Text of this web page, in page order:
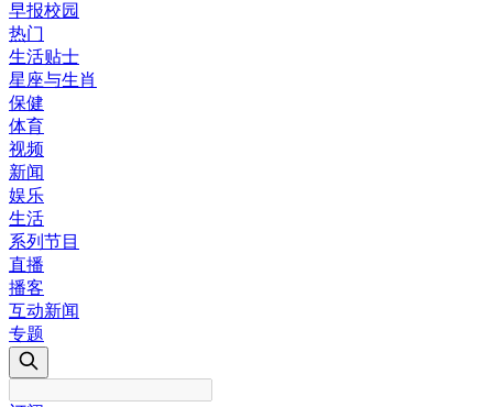
早报校园
热门
生活贴士
星座与生肖
保健
体育
视频
新闻
娱乐
生活
系列节目
直播
播客
互动新闻
专题